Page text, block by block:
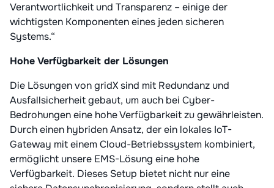
Verantwortlichkeit und Transparenz – einige der
wichtigsten Komponenten eines jeden sicheren
Systems.“
Hohe Verfügbarkeit der Lösungen
Die Lösungen von gridX sind mit Redundanz und
Ausfallsicherheit gebaut, um auch bei Cyber-
Bedrohungen eine hohe Verfügbarkeit zu gewährleisten.
Durch einen hybriden Ansatz, der ein lokales IoT-
Gateway mit einem Cloud-Betriebssystem kombiniert,
ermöglicht unsere EMS-Lösung eine hohe
Verfügbarkeit. Dieses Setup bietet nicht nur eine